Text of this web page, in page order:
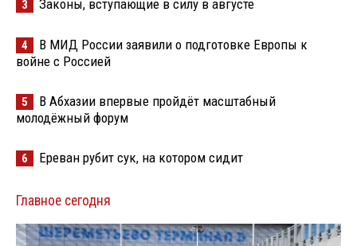
3 Законы, вступающие в силу в августе
4
В МИД России заявили о подготовке Европы к
войне с Россией
5
В Абхазии впервые пройдёт масштабный
молодёжный форум
6 Ереван рубит сук, на котором сидит
Главное сегодня